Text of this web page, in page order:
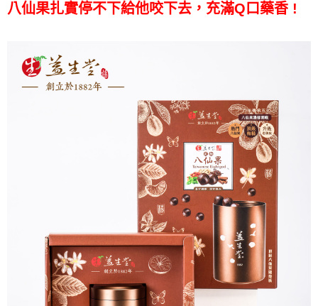
八仙果扎實停不下給他咬下去，充滿Q口藥香 !